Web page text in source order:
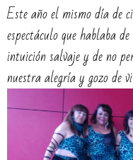
Este año el mismo día de
espectáculo que hablaba
intuición salvaje y de no
nuestra alegría y gozo de